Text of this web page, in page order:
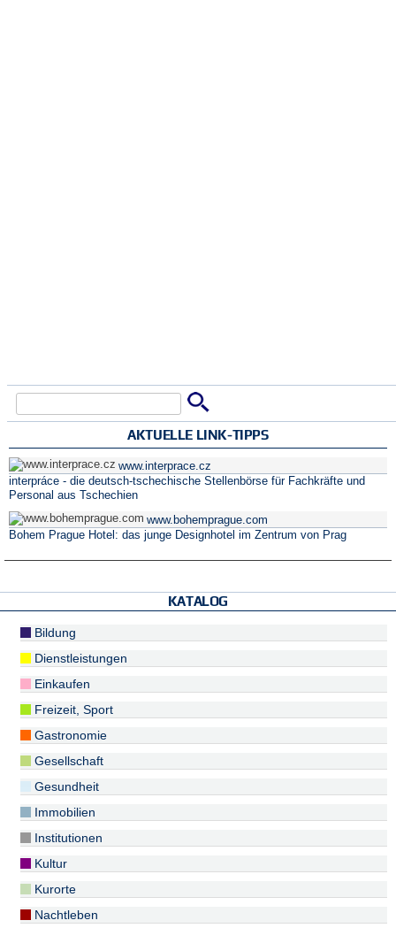
AKTUELLE LINK-TIPPS
www.interprace.cz
interpráce - die deutsch-tschechische Stellenbörse für Fachkräfte und
Personal aus Tschechien
www.bohemprague.com
Bohem Prague Hotel: das junge Designhotel im Zentrum von Prag
KATALOG
Bildung
Dienstleistungen
Einkaufen
Freizeit, Sport
Gastronomie
Gesellschaft
Gesundheit
Immobilien
Institutionen
Kultur
Kurorte
Nachtleben